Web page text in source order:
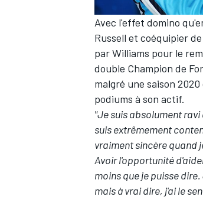
AUTRES CHAMPIONNATS
Avec l'effet domino
Russell et coéquipier
par Williams pour le
double Champion de
malgré une saison
podiums à son actif.
"Je suis absolument
suis extrêmement
vraiment sincère quand
Avoir l'opportunité
moins que je puisse
mais à vrai dire, j'ai le